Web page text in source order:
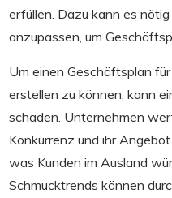
erfüllen. Dazu kann es
anzupassen, um
Um einen Geschäftsplan
erstellen zu können, kann
schaden. Unternehmen
Konkurrenz und ihr
was Kunden im Ausland
Schmucktrends können